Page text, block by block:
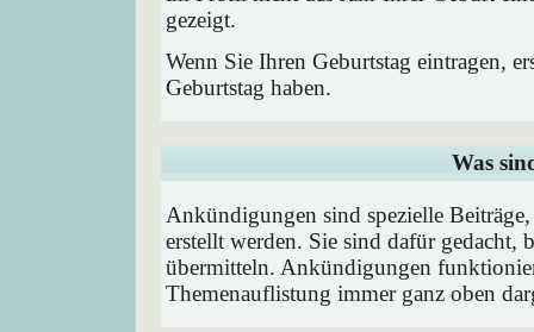
gezeigt.
Wenn Sie Ihren Geburtstag eintragen,
Geburtstag haben.
Was
Ankündigungen sind spezielle
erstellt werden. Sie sind dafür gedacht,
übermitteln. Ankündigungen
Themenauflistung immer ganz oben